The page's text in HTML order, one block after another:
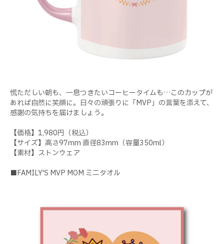
慌ただしい朝も、一息つきたいコーヒータイムも…このカップが
あれば自然に笑顔に。日々の頑張りに「MVP」の言葉を添えて、
感謝の気持ちを届けましょう。
【価格】1,980円（税込）
【サイズ】高さ97mm 直径83mm（容量350ml）
【素材】ストンウェア
■FAMILY'S MVP MOM ミニタオル